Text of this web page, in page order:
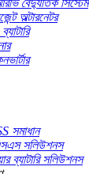
বৈদ্যুতিক সিস্টেম
অল্টারনেটর
সমাধান
সলিউশনস
ব্যাটারি সলিউশনস